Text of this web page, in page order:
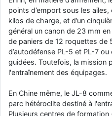
points d’emport sous les
kilos de charge, et d’un
général un canon de 23 mm
de paniers de 12 roquettes de
d’autodéfense PL-5 et PL-7
guidées. Toutefois, la mission
l'entraînement des équipages.
En Chine même, le JL-8
parc hétéroclite destiné à
Plusieurs centres de formation